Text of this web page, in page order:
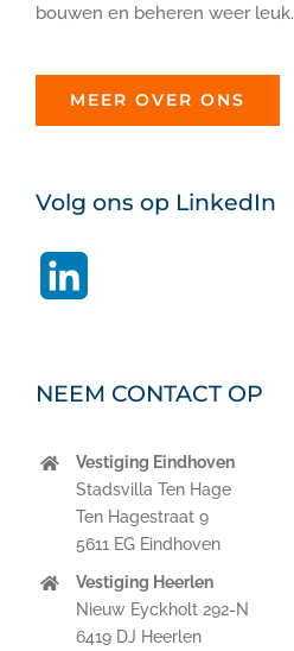
bouwen en beheren weer leuk.
MEER OVER ONS
Volg ons op LinkedIn
NEEM CONTACT OP
Vestiging Eindhoven
Stadsvilla Ten Hage
Ten Hagestraat 9
5611 EG Eindhoven
Vestiging Heerlen
Nieuw Eyckholt 292-N
6419 DJ Heerlen